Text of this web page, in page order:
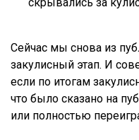
Сейчас мы снова из
закулисный этап. И
если по итогам
что было сказано на
или полностью